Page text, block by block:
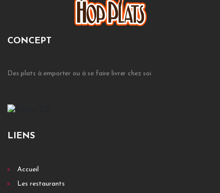
CONCEPT
Des plats à emporter ou à se faire livrer chez soi
LIENS
Accueil
Les restaurants